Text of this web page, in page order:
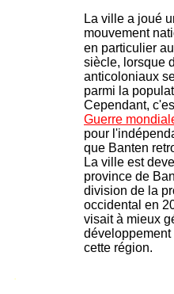
La ville a joué
mouvement
en particulier
siècle, lorsque
anticoloniaux
parmi la
Cependant,
Guerre
pour
que Banten
La ville est
province de
division de la
occidental en
visait à mieux
cette région.
.